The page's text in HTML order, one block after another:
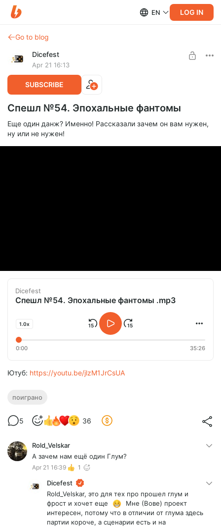
EN LOG IN
Go to blog
Dicefest
Apr 21 16:13
SUBSCRIBE
Спешл №54. Эпохальные фантомы
Еще один данж? Именно! Рассказали зачем он вам нужен,
ну или не нужен!
Dicefest
Спешл №54. Эпохальные фантомы .mp3
1.0x
0:00 35:26
Ютуб: https://youtu.be/jlzM1JrCsUA
поиграно
5 36
Rold_Velskar
А зачем нам ещё один Глум?
Apr 21 16:39 1
Dicefest
Rold_Velskar, это для тех про прошел глум и
фрост и хочет еще
Мне (Вове) проект
интересен, потому что в отличии от глума здесь
партии короче, а сценарии есть и на